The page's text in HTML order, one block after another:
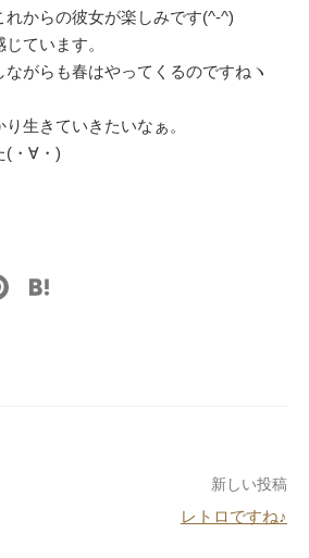
からの彼女が楽しみです(^-^)
ています。
がらも春はやってくるのですねヽ
生きていきたいなぁ。
(・∀・)
Pi
新しい投稿
レトロですね♪